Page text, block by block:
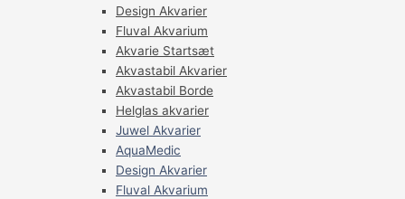
Design Akvarier
Fluval Akvarium
Akvarie Startsæt
Akvastabil Akvarier
Akvastabil Borde
Helglas akvarier
Juwel Akvarier
AquaMedic
Design Akvarier
Fluval Akvarium